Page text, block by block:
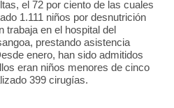
el 72 por ciento de las cuales
1.111 niños por desnutrición
trabaja en el hospital del
prestando asistencia
enero, han sido admitidos
eran niños menores de cinco
399 cirugías.